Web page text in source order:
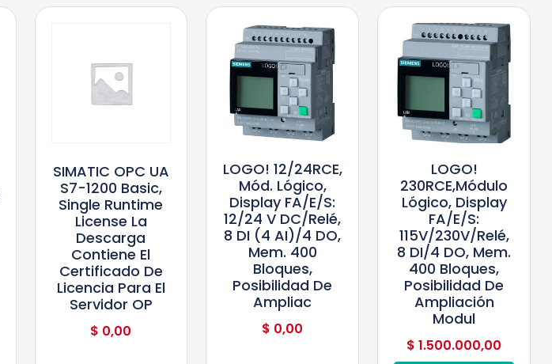
SIMATIC OPC UA
S7-1200 Basic,
Single Runtime
License La
Descarga
Contiene El
Certificado De
Licencia Para El
Servidor OP
$ 0,00
LOGO! 12/24RCE,
Mód. Lógico,
Display FA/E/S:
12/24 V DC/relé,
8 DI (4 AI)/4 DO,
Mem. 400
Bloques,
Posibilidad De
Ampliac
$ 0,00
LOGO!
230RCE,módulo
Lógico, Display
FA/E/S:
115V/230V/relé,
8 DI/4 DO, Mem.
400 Bloques,
Posibilidad De
Ampliación
Modul
$ 1.500.000,00